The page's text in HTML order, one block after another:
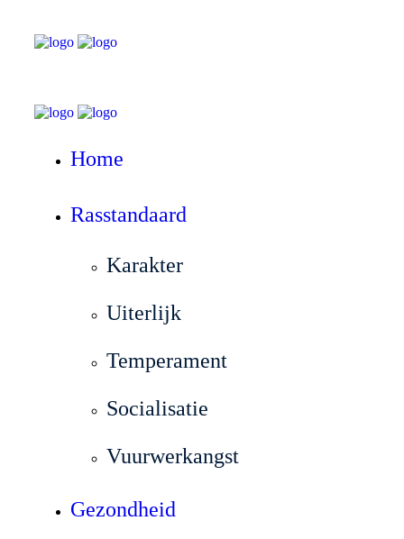
Home
Rasstandaard
Karakter
Uiterlijk
Temperament
Socialisatie
Vuurwerkangst
Gezondheid